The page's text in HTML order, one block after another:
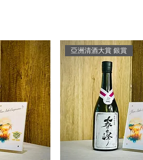
亞洲清酒大賞 銀賞